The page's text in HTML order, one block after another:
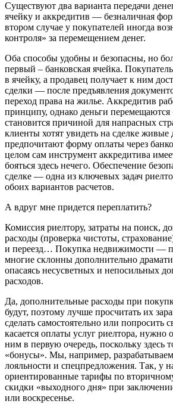
Существуют два варианта передачи
ячейку и аккредитив — безналичная
втором случае у покупателей иногда
контроля» за перемещением денег.
Оба способы удобны и безопасны, но
первый – банковская ячейка.
в ячейку, а продавец получает к ним
сделки — после предъявления
переход права на жилье. Аккредитив
принципу, однако деньги перемещаются
становится причиной для напрасных
клиенты хотят увидеть на сделке живые
предпочитают форму оплаты через
целом сам инструмент аккредитива
бояться здесь нечего. Обеспечение
сделке — одна из ключевых задач
обоих вариантов расчетов.
А вдруг мне придется переплатить?
Комиссия риелтору, затраты на поиск,
расходы (проверка чистоты,
и переезд… Покупка недвижимости —
многие склонны дополнительно
опасаясь несусветных и непосильных
расходов.
Да, дополнительные расходы при
будут, поэтому лучше просчитать их
сделать самостоятельно или попросить
касается оплаты услуг риелтора, нужно
ним в первую очередь, поскольку здесь
«бонусы». Мы, например,
лояльности и спецпредложения. Так, у
ориентированные тарифы по
скидки «выходного дня» при
или воскресенье.